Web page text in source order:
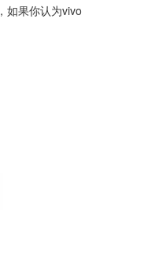
如果你认为vivo